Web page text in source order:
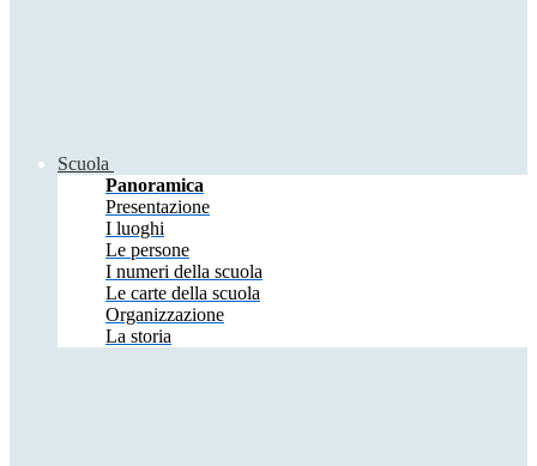
Scuola
Panoramica
Presentazione
I luoghi
Le persone
I numeri della scuola
Le carte della scuola
Organizzazione
La storia